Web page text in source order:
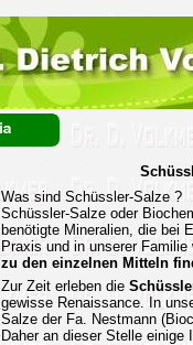
Was sind Schüssler-Salze ?
Schüssler-Salze oder
benötigte Mineralien, die bei
Praxis und in unserer
zu den einzelnen Mitteln
Zur Zeit erleben die
gewisse Renaissance. In
Salze der Fa. Nestmann
Daher an dieser Stelle einige